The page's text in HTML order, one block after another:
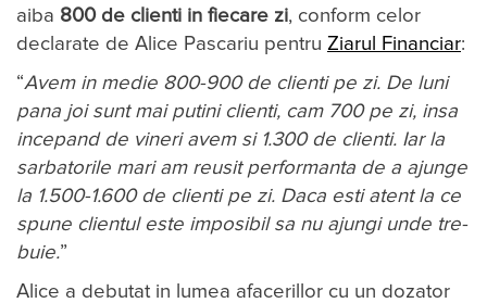
aiba 800 de cli­enti in fiecare zi, conform celor
declarate de Alice Pas­ca­riu pentru Ziarul Financiar:
“Avem in medie 800-900 de clienti pe zi. De luni
pana joi sunt mai putini clienti, cam 700 pe zi, insa
in­ce­pand de vineri avem si 1.300 de clienti. Iar la
sarbatorile mari am re­usit performanta de a ajunge
la 1.500-1.600 de clienti pe zi. Daca esti atent la ce
spune clientul este imposibil sa nu ajungi unde tre­
bu­ie.”
Alice a de­butat in lumea afa­ce­rillor cu un do­za­tor